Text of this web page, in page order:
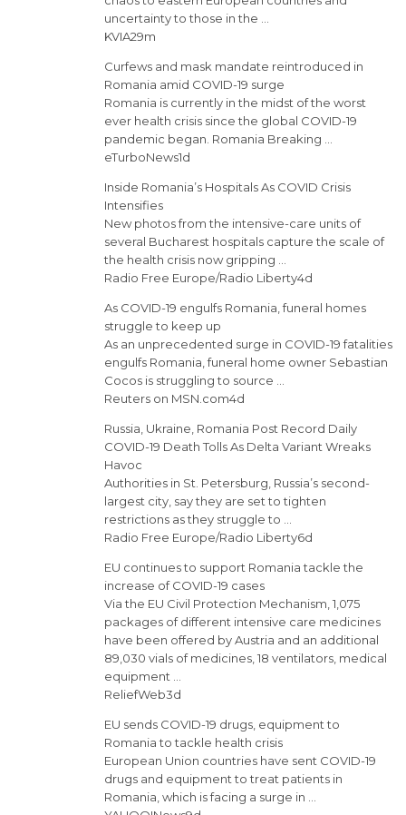
uncertainty to those in the …
KVIA29m
Curfews and mask mandate reintroduced in
Romania amid COVID-19 surge
Romania is currently in the midst of the worst
ever health crisis since the global COVID-19
pandemic began. Romania Breaking …
eTurboNews1d
Inside Romania’s Hospitals As COVID Crisis
Intensifies
New photos from the intensive-care units of
several Bucharest hospitals capture the scale of
the health crisis now gripping …
Radio Free Europe/Radio Liberty4d
As COVID-19 engulfs Romania, funeral homes
struggle to keep up
As an unprecedented surge in COVID-19 fatalities
engulfs Romania, funeral home owner Sebastian
Cocos is struggling to source …
Reuters on MSN.com4d
Russia, Ukraine, Romania Post Record Daily
COVID-19 Death Tolls As Delta Variant Wreaks
Havoc
Authorities in St. Petersburg, Russia’s second-
largest city, say they are set to tighten
restrictions as they struggle to …
Radio Free Europe/Radio Liberty6d
EU continues to support Romania tackle the
increase of COVID-19 cases
Via the EU Civil Protection Mechanism, 1,075
packages of different intensive care medicines
have been offered by Austria and an additional
89,030 vials of medicines, 18 ventilators, medical
equipment …
ReliefWeb3d
EU sends COVID-19 drugs, equipment to
Romania to tackle health crisis
European Union countries have sent COVID-19
drugs and equipment to treat patients in
Romania, which is facing a surge in …